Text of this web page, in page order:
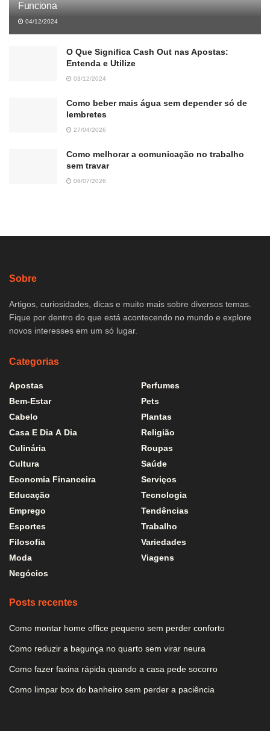
Funciona
04/12/2024
O Que Significa Cash Out nas Apostas:
Entenda e Utilize
03/12/2024
Como beber mais água sem depender só de
lembretes
27/04/2026
Como melhorar a comunicação no trabalho
sem travar
06/07/2026
Sobre
Artigos, curiosidades, dicas e muito mais sobre diversos temas.
Fique por dentro do que está acontecendo no mundo e explore
novos interesses em um só lugar.
Categorias
Apostas
Bem-Estar
Cabelo
Casa E Dia A Dia
Culinária
Cultura
Economia Financeira
Educação
Emprego
Esportes
Filosofia
Moda
Negócios
Perfumes
Pets
Plantas
Religião
Roupas
Saúde
Serviços
Tecnologia
Tendências
Trabalho
Variedades
Viagens
Posts recentes
Como montar home office pequeno sem perder conforto
Como reduzir a bagunça no quarto sem virar neura
Como fazer faxina rápida quando a casa pede socorro
Como limpar box do banheiro sem perder a paciência